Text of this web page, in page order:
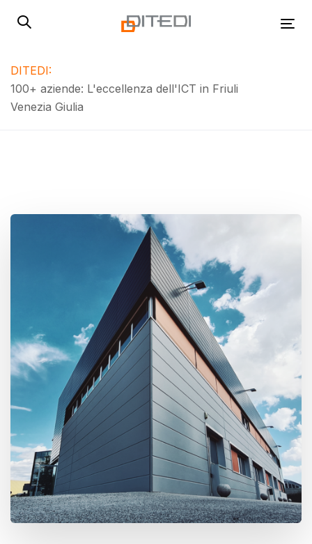
links
navigation
Skip
DITEDI:
100+ aziende: L'eccellenza dell'ICT in Friuli
Venezia Giulia
Puntiamo a diventare la rete di aziende digitali più
grande d'Italia!